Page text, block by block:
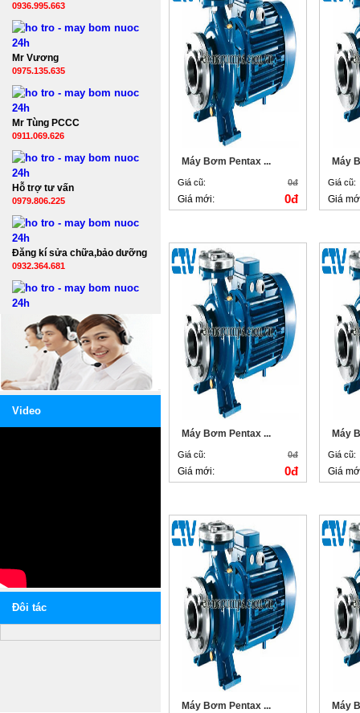
0936.995.663
Mr Vương
0975.135.635
Mr Tùng PCCC
0911.069.626
Hỗ trợ tư vấn
0979.806.225
Đăng kí sửa chữa,bảo dưỡng
0932.364.681
Video
Ðôi tác
Máy Bơm Pentax ...
Giá cũ: 0đ
Giá mới: 0đ
Máy
Giá cũ:
Giá
Máy Bơm Pentax ...
Giá cũ: 0đ
Giá mới: 0đ
Máy
Giá cũ:
Giá
Máy Bơm Pentax ... Máy